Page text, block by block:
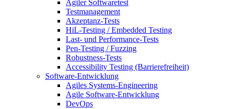
Agiler Softwaretest
Testmanagement
Akzeptanz-Tests
HiL-Testing / Embedded Testing
Last- und Performance-Tests
Pen-Testing / Fuzzing
Robustness-Tests
Accessibility Testing (Barrierefreiheit)
Software-Entwicklung
Agiles Systems-Engineering
Agile Software-Entwicklung
DevOps